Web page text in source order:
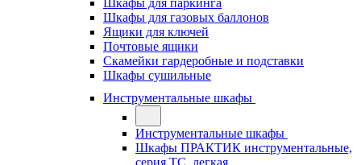
Шкафы для паркинга
Шкафы для газовых баллонов
Ящики для ключей
Почтовые ящики
Скамейки гардеробные и подставки
Шкафы сушильные
Инструментальные шкафы
Инструментальные шкафы
Шкафы ПРАКТИК инструментальные,
серия ТC, легкая